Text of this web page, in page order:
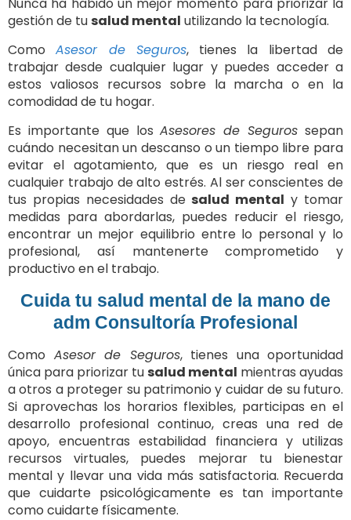
gestión de tu salud mental utilizando la tecnología.
ComoAsesor de Seguros, tienes la libertad de
trabajar desde cualquier lugar y puedes acceder a
estos valiosos recursos sobre la marcha o en la
comodidad de tu hogar.
Es importante que losAsesores de Seguros sepan
cuándo necesitan un descanso o un tiempo libre para
evitar el agotamiento, que es un riesgo real en
cualquier trabajo de alto estrés. Al ser conscientes de
tus propias necesidades de salud mental y tomar
medidas para abordarlas, puedes reducir el riesgo,
encontrar un mejor equilibrio entre lo personal y lo
profesional, así mantenerte comprometido y
productivo en el trabajo.
Cuida tu salud mental de la mano de
adm Consultoría Profesional
Como Asesor de Seguros, tienes una oportunidad
única para priorizar tu salud mental mientras ayudas
a otros a proteger su patrimonio y cuidar de su futuro.
Si aprovechas los horarios flexibles, participas en el
desarrollo profesional continuo, creas una red de
apoyo, encuentras estabilidad financiera y utilizas
recursos virtuales, puedes mejorar tu bienestar
mental y llevar una vida más satisfactoria. Recuerda
que cuidarte psicológicamente es tan importante
como cuidarte físicamente.